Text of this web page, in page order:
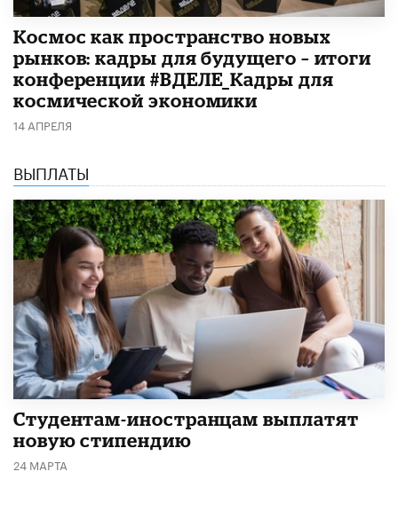
Космос как пространство новых
рынков: кадры для будущего – итоги
конференции #ВДЕЛЕ_Кадры для
космической экономики
14 АПРЕЛЯ
ВЫПЛАТЫ
Студентам-иностранцам выплатят
новую стипендию
24 МАРТА